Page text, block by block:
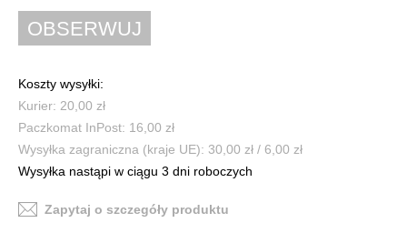
Koszty wysyłki:
Kurier: 20,00 zł
Paczkomat InPost: 16,00 zł
Wysyłka zagraniczna (kraje UE): 30,00 zł / 6,00 zł
Wysyłka nastąpi w ciągu 3 dni roboczych
Zapytaj o szczegóły produktu